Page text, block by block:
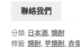
聯絡我們
分類: 日本酒, 燒酎
標籤: 燒酎, 芋燒酎, 赤